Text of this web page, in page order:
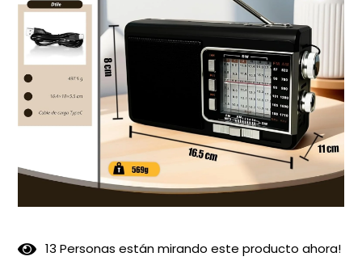
2Personas están mirando este producto ahora!